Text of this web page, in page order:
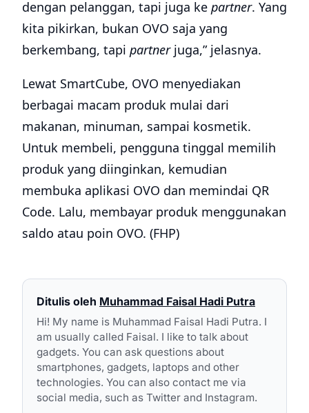
dengan pelanggan, tapi juga ke partner. Yang
kita pikirkan, bukan OVO saja yang
berkembang, tapi partnerjuga,” jelasnya.
Lewat SmartCube, OVO menyediakan
berbagai macam produk mulai dari
makanan, minuman, sampai kosmetik.
Untuk membeli, pengguna tinggal memilih
produk yang diinginkan, kemudian
membuka aplikasi OVO dan memindai QR
Code. Lalu, membayar produk menggunakan
saldo atau poin OVO. (FHP)
Ditulis oleh Muhammad Faisal Hadi Putra
Hi! My name is Muhammad Faisal Hadi Putra. I
am usually called Faisal. I like to talk about
gadgets. You can ask questions about
smartphones, gadgets, laptops and other
technologies. You can also contact me via
social media, such as Twitter and Instagram.